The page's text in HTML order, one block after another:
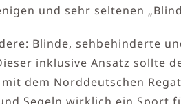
und sehr seltenen
Blinde, sehbehinderte
inklusive Ansatz sollte
dem Norddeutschen